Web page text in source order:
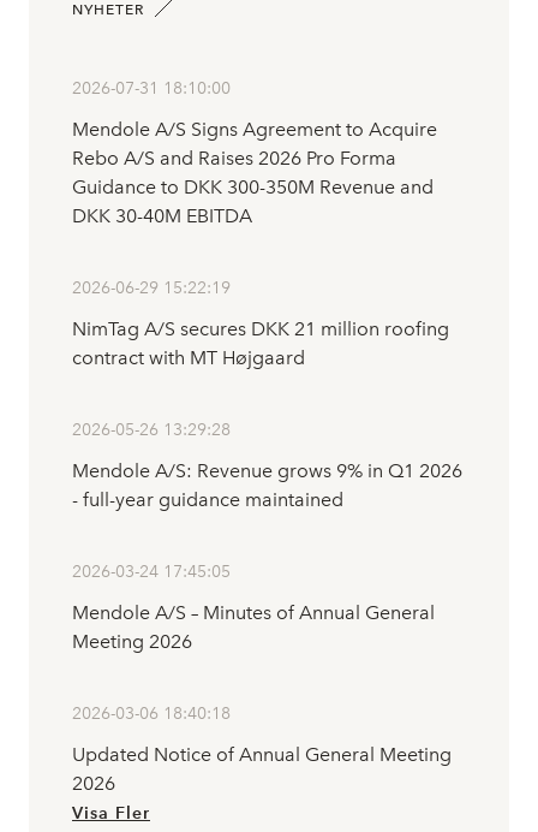
NYHETER
2026-07-31 18:10:00
Mendole A/S Signs Agreement to Acquire
Rebo A/S and Raises 2026 Pro Forma
Guidance to DKK 300-350M Revenue and
DKK 30-40M EBITDA
2026-06-29 15:22:19
NimTag A/S secures DKK 21 million roofing
contract with MT Højgaard
2026-05-26 13:29:28
Mendole A/S: Revenue grows 9% in Q1 2026
- full-year guidance maintained
2026-03-24 17:45:05
Mendole A/S – Minutes of Annual General
Meeting 2026
2026-03-06 18:40:18
Updated Notice of Annual General Meeting
2026
Visa Fler